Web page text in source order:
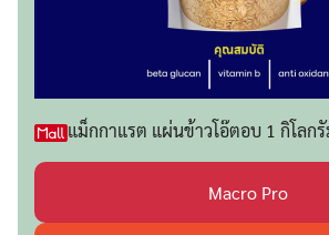
แม็กกาแรต แผ่นข้าวโอ๊ตอบ 1 กิโลก
Macro Pro